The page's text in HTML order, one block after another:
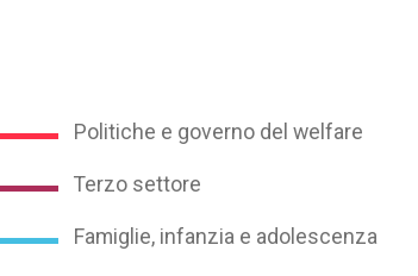
Politiche e governo del welfare
Terzo settore
Famiglie, infanzia e adolescenza